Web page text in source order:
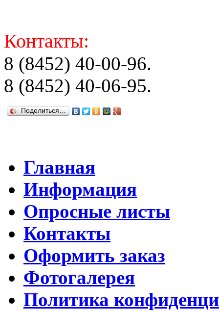
Контакты:
8 (8452) 40-00-96.
8 (8452) 40-06-95.
Поделиться…
Главная
Информация
Опросные листы
Контакты
Оформить заказ
Фотогалерея
Политика